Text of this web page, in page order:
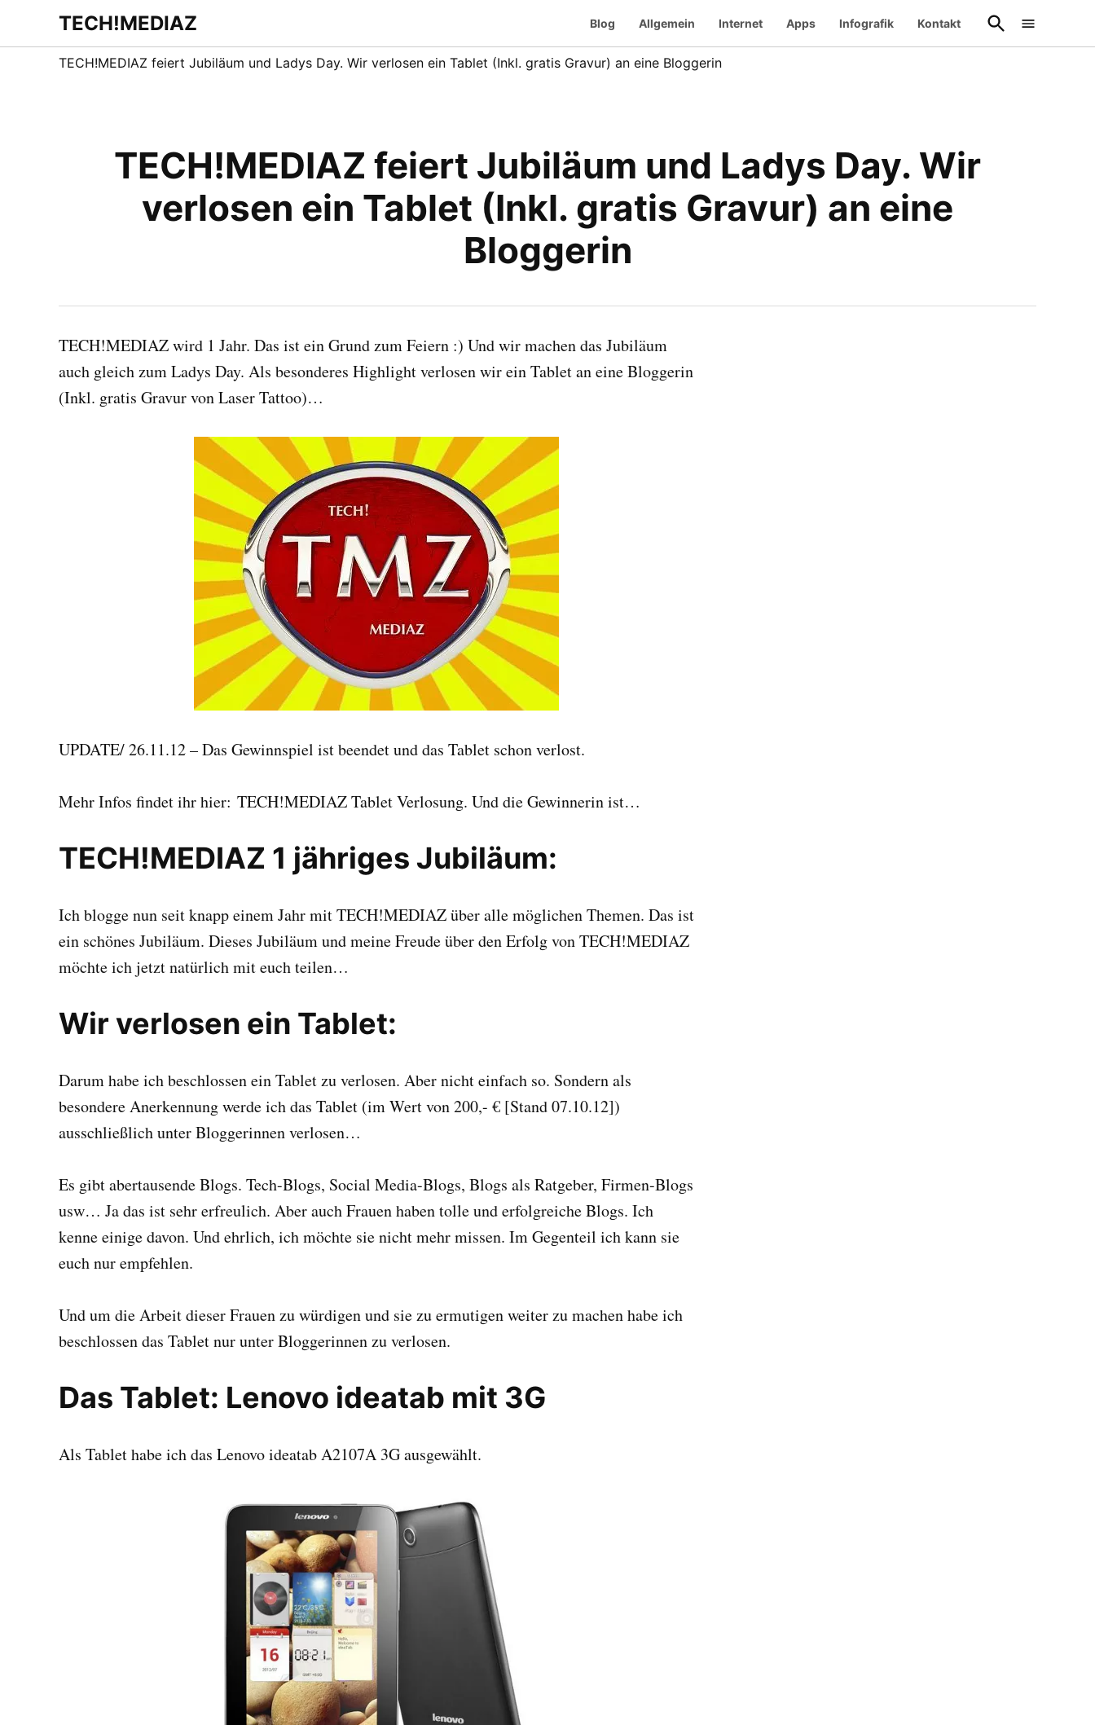
TECH!MEDIAZ
Dein Internet &
Technologie
Blog
Blog Allgemein Internet Apps Infografik Kontakt
Suche
öffnen
TECH!MEDIAZ feiert Jubiläum und Ladys Day. Wir verlosen ein Tablet (Inkl. gratis Gravur) an eine Bloggerin
TECH!MEDIAZ feiert Jubiläum und Ladys Day. Wir
verlosen ein Tablet (Inkl. gratis Gravur) an eine
Bloggerin
TECH!MEDIAZ wird 1 Jahr. Das ist ein Grund zum Feiern :) Und wir machen das Jubiläum
auch gleich zum Ladys Day. Als besonderes Highlight verlosen wir ein Tablet an eine Bloggerin
(Inkl. gratis Gravur von Laser Tattoo)…
UPDATE/ 26.11.12 – Das Gewinnspiel ist beendet und das Tablet schon verlost.
Mehr Infos findet ihr hier: TECH!MEDIAZ Tablet Verlosung. Und die Gewinnerin ist…
TECH!MEDIAZ 1 jähriges Jubiläum:
Ich blogge nun seit knapp einem Jahr mit TECH!MEDIAZ über alle möglichen Themen. Das ist
ein schönes Jubiläum. Dieses Jubiläum und meine Freude über den Erfolg von TECH!MEDIAZ
möchte ich jetzt natürlich mit euch teilen…
Wir verlosen ein Tablet:
Darum habe ich beschlossen ein Tablet zu verlosen. Aber nicht einfach so. Sondern als
besondere Anerkennung werde ich das Tablet (im Wert von 200,- € [Stand 07.10.12])
ausschließlich unter Bloggerinnen verlosen…
Es gibt abertausende Blogs. Tech-Blogs, Social Media-Blogs, Blogs als Ratgeber, Firmen-Blogs
usw… Ja das ist sehr erfreulich. Aber auch Frauen haben tolle und erfolgreiche Blogs. Ich
kenne einige davon. Und ehrlich, ich möchte sie nicht mehr missen. Im Gegenteil ich kann sie
euch nur empfehlen.
Und um die Arbeit dieser Frauen zu würdigen und sie zu ermutigen weiter zu machen habe ich
beschlossen das Tablet nur unter Bloggerinnen zu verlosen.
Das Tablet: Lenovo ideatab mit 3G
Als Tablet habe ich das Lenovo ideatab A2107A 3G ausgewählt.